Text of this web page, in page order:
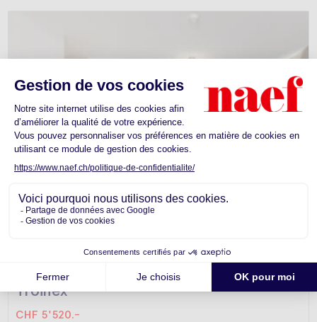
Appartement -
Troinex
CHF 5'520.-